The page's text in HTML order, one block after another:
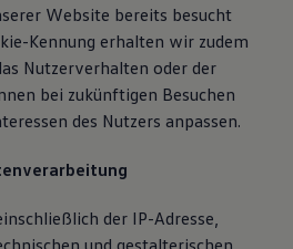
Website bereits besucht
Kennung erhalten wir zudem
Nutzerverhalten oder der
bei zukünftigen Besuchen
des Nutzers anpassen.
der IP-Adresse,
und gestalterischen